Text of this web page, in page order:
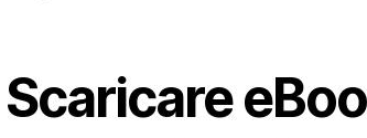
Scaricare